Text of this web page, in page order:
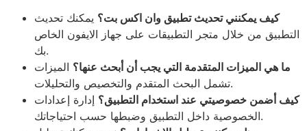
كيف يمكنني تحديث تطبيق وان اكس بت؟ يمكنك تحديث
التطبيق من خلال متجر التطبيقات على جهاز الايفون الخاص
بك.
ما هي الميزات المتقدمة التي يجب أن أبحث عنها؟ الميزات
تشمل البحث المتقدم والتخصيص والتحليلات.
كيف أضمن خصوصيتي عند استخدام التطبيق؟ إدارة إعدادات
الخصوصية داخل التطبيق وضبطها حسب احتياجاتك.